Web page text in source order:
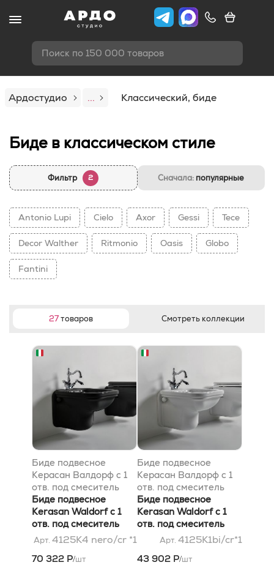
Поиск по 150 000 товаров
Ардостудио ... Классический, биде
Биде в классическом стиле
Фильтр 2 Сначала: популярные
Antonio Lupi Cielo Axor Gessi Tece
Decor Walther Ritmonio Oasis Globo
Fantini
27товаров Смотреть коллекции
Биде подвесное
Керасан Валдорф с 1
отв. под смеситель
55х37см, цвет:
черный/хром
Биде подвесное
Kerasan Waldorf с 1
отв. под смеситель
55х37см, цвет:
черный/хром
Арт. 4125K4 nero/cr *1
70 322 Р/шт
Биде подвесное
Керасан Валдорф с 1
отв. под смеситель
55х37см, цвет: белый/
хром
Биде подвесное
Kerasan Waldorf с 1
отв. под смеситель
55х37см, цвет: белый/
Арт. 4125K1bi/cr*1
43 902 Р/шт